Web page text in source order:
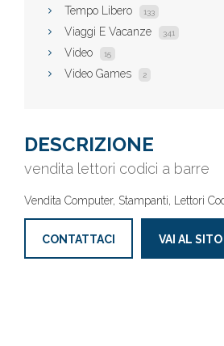
Tempo Libero 133
Viaggi E Vacanze 341
Video 15
Video Games 2
DESCRIZIONE
vendita lettori codici a barre
Vendita Computer, Stampanti, Lettori
CONTATTACI VAI AL SITO